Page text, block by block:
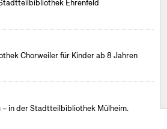
Ehrenfeld
Chorweiler für Kinder ab 8 Jahren
– in der Stadtteilbibliothek Mülheim.